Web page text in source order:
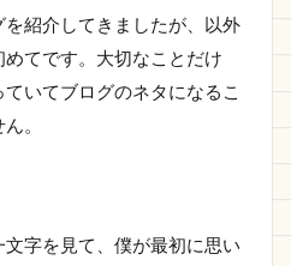
紹介してきましたが、以外
てです。大切なことだけ
いてブログのネタになるこ
。
字を見て、僕が最初に思い